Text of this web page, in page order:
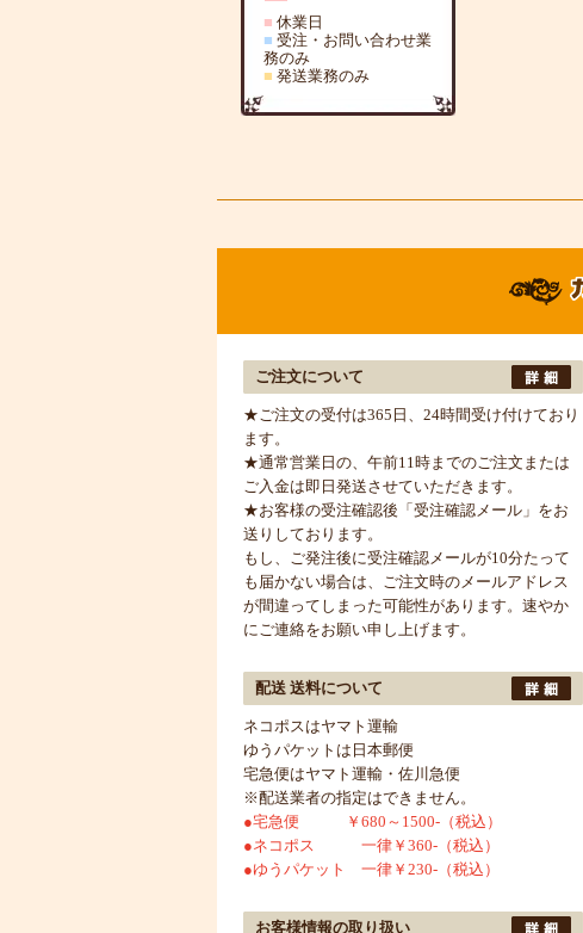
■ 休業日
■ 受注・お問い合わせ業
務のみ
■ 発送業務のみ
ご注文について
★ご注文の受付は365日、24時間受け付けており
ます。
★通常営業日の、午前11時までのご注文または
ご入金は即日発送させていただきます。
★お客様の受注確認後「受注確認メール」をお
送りしております。
もし、ご発注後に受注確認メールが10分たって
も届かない場合は、ご注文時のメールアドレス
が間違ってしまった可能性があります。速やか
にご連絡をお願い申し上げます。
配送 送料について
ネコポスはヤマト運輸
ゆうパケットは日本郵便
宅急便はヤマト運輸・佐川急便
※配送業者の指定はできません。
●宅急便 ￥680～1500-（税込）
●ネコポス 一律￥360-（税込）
●ゆうパケット 一律￥230-（税込）
お客様情報の取り扱い